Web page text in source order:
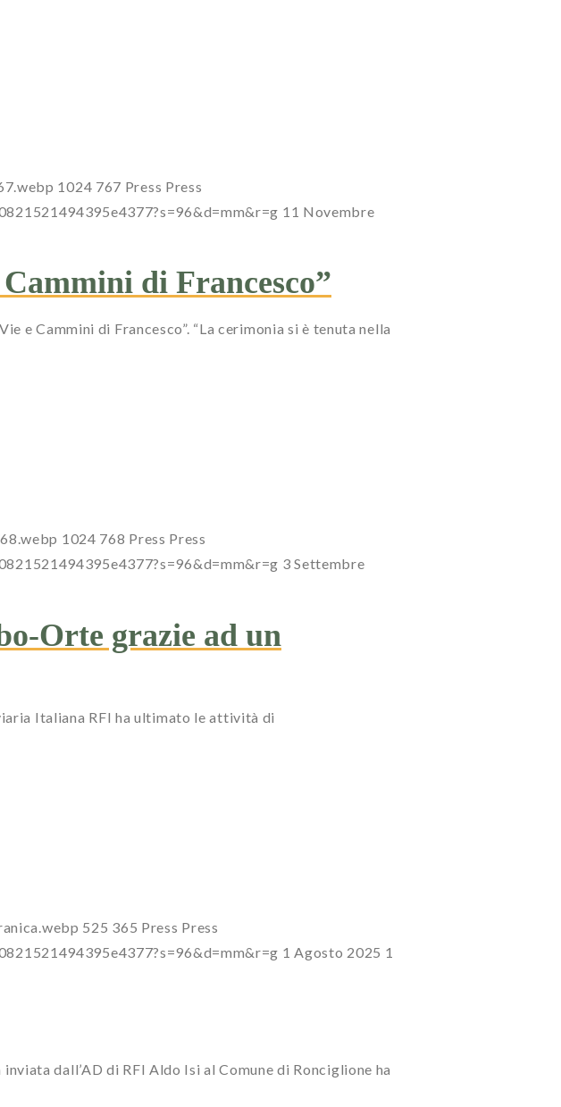
1024 767 Press Press
11 Novembre
di Francesco”
e Cammini di Francesco”. “La cerimonia si è tenuta nella
1024 768 Press Press
3 Settembre
Orte grazie ad un
Italiana RFI ha ultimato le attività di
525 365 Press Press
1 Agosto 2025 1
dall’AD di RFI Aldo Isi al Comune di Ronciglione ha